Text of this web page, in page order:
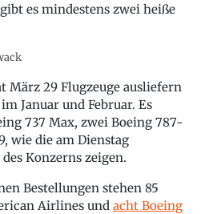
es mindestens zwei heiße
März 29 Flugzeuge ausliefern
Januar und Februar. Es
737 Max, zwei Boeing 787-
wie die am Dienstag
Konzerns zeigen.
Bestellungen stehen 85
Airlines und acht Boeing